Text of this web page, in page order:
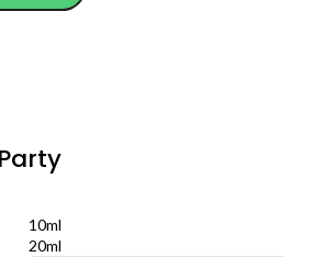
10ml
20ml